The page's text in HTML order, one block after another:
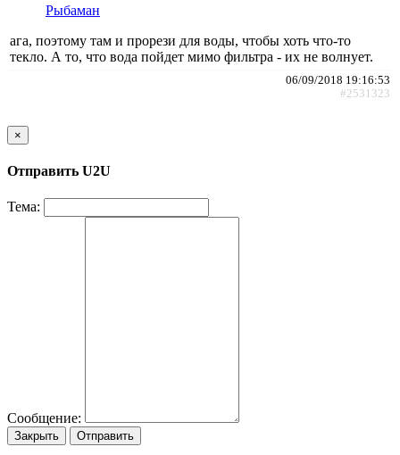
Рыбаман
ага, поэтому там и прорези для воды, чтобы хоть что-то
текло. А то, что вода пойдет мимо фильтра - их не волнует.
06/09/2018 19:16:53
#2531323
×
Отправить U2U
Тема:
Сообщение:
Закрыть Отправить